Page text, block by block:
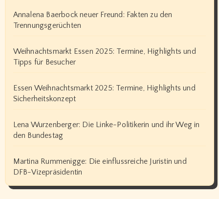
Annalena Baerbock neuer Freund: Fakten zu den
Trennungsgerüchten
Weihnachtsmarkt Essen 2025: Termine, Highlights und
Tipps für Besucher
Essen Weihnachtsmarkt 2025: Termine, Highlights und
Sicherheitskonzept
Lena Wurzenberger: Die Linke-Politikerin und ihr Weg in
den Bundestag
Martina Rummenigge: Die einflussreiche Juristin und
DFB-Vizepräsidentin